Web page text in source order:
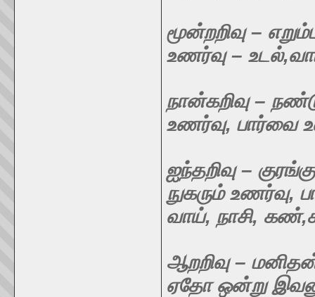
மூன்றறிவு –
உணர்வு –
நான்கறிவு –
உணர்வு, பார்வை
ஐந்தறிவு –
நுகரும் உணர்வு,
வாய், நாசி,
ஆறறிவு –
ஏதோ ஒன்று